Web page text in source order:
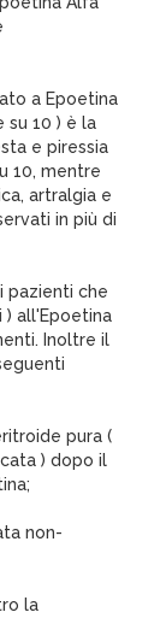
a Epoetina
su 10 ) è la
e piressia
10, mentre
artralgia e
in più di
pazienti che
) all'Epoetina
Inoltre il
pura (
) dopo il
non-
la